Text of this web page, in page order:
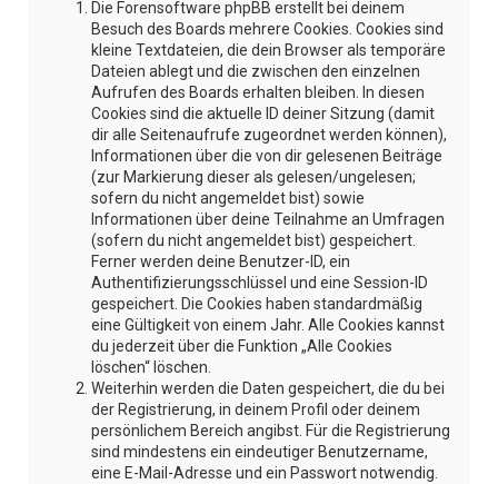
Die Forensoftware phpBB erstellt bei deinem
Besuch des Boards mehrere Cookies. Cookies sind
kleine Textdateien, die dein Browser als temporäre
Dateien ablegt und die zwischen den einzelnen
Aufrufen des Boards erhalten bleiben. In diesen
Cookies sind die aktuelle ID deiner Sitzung (damit
dir alle Seitenaufrufe zugeordnet werden können),
Informationen über die von dir gelesenen Beiträge
(zur Markierung dieser als gelesen/ungelesen;
sofern du nicht angemeldet bist) sowie
Informationen über deine Teilnahme an Umfragen
(sofern du nicht angemeldet bist) gespeichert.
Ferner werden deine Benutzer-ID, ein
Authentifizierungsschlüssel und eine Session-ID
gespeichert. Die Cookies haben standardmäßig
eine Gültigkeit von einem Jahr. Alle Cookies kannst
du jederzeit über die Funktion „Alle Cookies
löschen“ löschen.
Weiterhin werden die Daten gespeichert, die du bei
der Registrierung, in deinem Profil oder deinem
persönlichem Bereich angibst. Für die Registrierung
sind mindestens ein eindeutiger Benutzername,
eine E-Mail-Adresse und ein Passwort notwendig.